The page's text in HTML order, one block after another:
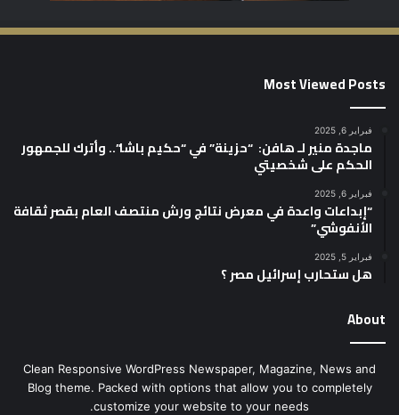
Most Viewed Posts
فبراير 6, 2025
ماجدة منير لـ هافن: “حزينة” في “حكيم باشا”.. وأترك للجمهور
الحكم على شخصيتي
فبراير 6, 2025
“إبداعات واعدة في معرض نتائج ورش منتصف العام بقصر ثقافة
الأنفوشي”
فبراير 5, 2025
هل ستحارب إسرائيل مصر ؟
About
Clean Responsive WordPress Newspaper, Magazine, News and
Blog theme. Packed with options that allow you to completely
customize your website to your needs.